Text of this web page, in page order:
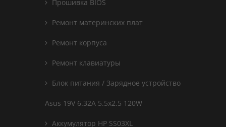
Прошивка BIOS
Ремонт материнских плат
Ремонт корпуса
Ремонт клавиатуры
Блок питания / Зарядное устройство
Asus 19V 6.32A 5.5x2.5 120W
Аккумулятор HP SS03XL